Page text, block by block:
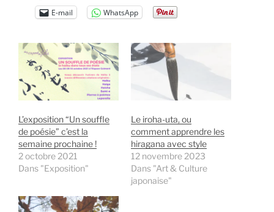
E-mail WhatsApp
L’exposition “Un souffle
de poésie” c’est la
semaine prochaine !
2 octobre 2021
Dans "Exposition"
Le iroha-uta, ou
comment apprendre les
hiragana avec style
12 novembre 2023
Dans "Art & Culture
japonaise"